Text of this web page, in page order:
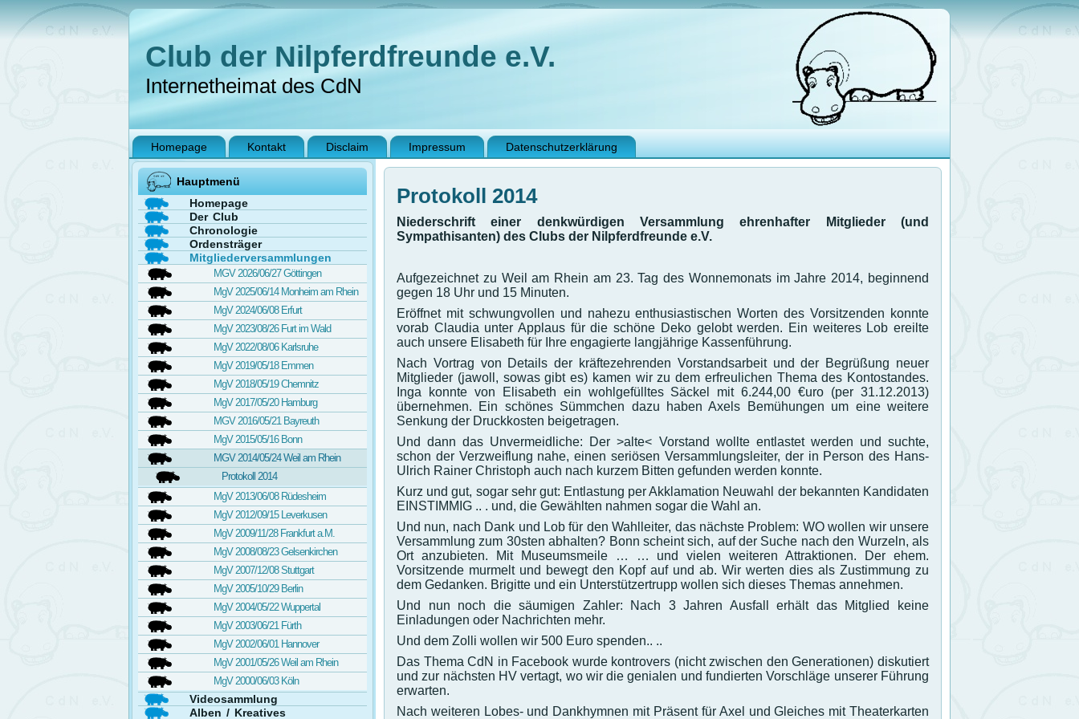
Club der Nilpferdfreunde e.V.
Internetheimat des CdN
Homepage Kontakt Disclaim Impressum Datenschutzerklärung
Hauptmenü
Homepage
Der Club
Chronologie
Ordensträger
Mitgliederversammlungen
MGV 2026/06/27 Göttingen
MgV 2025/06/14 Monheim am Rhein
MgV 2024/06/08 Erfurt
MgV 2023/08/26 Furt im Wald
MgV 2022/08/06 Karlsruhe
MgV 2019/05/18 Emmen
MgV 2018/05/19 Chemnitz
MgV 2017/05/20 Hamburg
MGV 2016/05/21 Bayreuth
MgV 2015/05/16 Bonn
MGV 2014/05/24 Weil am Rhein
Protokoll 2014
MgV 2013/06/08 Rüdesheim
MgV 2012/09/15 Leverkusen
MgV 2009/11/28 Frankfurt a.M.
MgV 2008/08/23 Gelsenkirchen
MgV 2007/12/08 Stuttgart
MgV 2005/10/29 Berlin
MgV 2004/05/22 Wuppertal
MgV 2003/06/21 Fürth
MgV 2002/06/01 Hannover
MgV 2001/05/26 Weil am Rhein
MgV 2000/06/03 Köln
Videosammlung
Alben / Kreatives
Protokoll 2014
Niederschrift einer denkwürdigen Versammlung ehrenhafter Mitglieder (und
Sympathisanten) des Clubs der Nilpferdfreunde e.V.
Aufgezeichnet zu Weil am Rhein am 23. Tag des Wonnemonats im Jahre 2014, beginnend
gegen 18 Uhr und 15 Minuten.
Eröffnet mit schwungvollen und nahezu enthusiastischen Worten des Vorsitzenden konnte
vorab Claudia unter Applaus für die schöne Deko gelobt werden. Ein weiteres Lob ereilte
auch unsere Elisabeth für Ihre engagierte langjährige Kassenführung.
Nach Vortrag von Details der kräftezehrenden Vorstandsarbeit und der Begrüßung neuer
Mitglieder (jawoll, sowas gibt es) kamen wir zu dem erfreulichen Thema des Kontostandes.
Inga konnte von Elisabeth ein wohlgefülltes Säckel mit 6.244,00 €uro (per 31.12.2013)
übernehmen. Ein schönes Sümmchen dazu haben Axels Bemühungen um eine weitere
Senkung der Druckkosten beigetragen.
Und dann das Unvermeidliche: Der >alte< Vorstand wollte entlastet werden und suchte,
schon der Verzweiflung nahe, einen seriösen Versammlungsleiter, der in Person des Hans-
Ulrich Rainer Christoph auch nach kurzem Bitten gefunden werden konnte.
Kurz und gut, sogar sehr gut: Entlastung per Akklamation Neuwahl der bekannten Kandidaten
EINSTIMMIG .. . und, die Gewählten nahmen sogar die Wahl an.
Und nun, nach Dank und Lob für den Wahlleiter, das nächste Problem: WO wollen wir unsere
Versammlung zum 30sten abhalten? Bonn scheint sich, auf der Suche nach den Wurzeln, als
Ort anzubieten. Mit Museumsmeile … … und vielen weiteren Attraktionen. Der ehem.
Vorsitzende murmelt und bewegt den Kopf auf und ab. Wir werten dies als Zustimmung zu
dem Gedanken. Brigitte und ein Unterstützertrupp wollen sich dieses Themas annehmen.
Und nun noch die säumigen Zahler: Nach 3 Jahren Ausfall erhält das Mitglied keine
Einladungen oder Nachrichten mehr.
Und dem Zolli wollen wir 500 Euro spenden.. ..
Das Thema CdN in Facebook wurde kontrovers (nicht zwischen den Generationen) diskutiert
und zur nächsten HV vertagt, wo wir die genialen und fundierten Vorschläge unserer Führung
erwarten.
Nach weiteren Lobes- und Dankhymnen mit Präsent für Axel und Gleiches mit Theaterkarten